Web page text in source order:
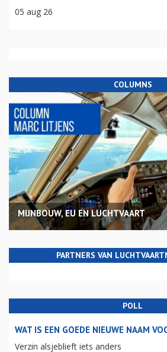
05 aug 26
COLUMNS
MIJNBOUW, EU EN LUCHTVAART
PARTNERS VAN
POLL
WAT IS EEN GOEDE NIEUWE NAAM
Verzin alsjeblieft iets anders